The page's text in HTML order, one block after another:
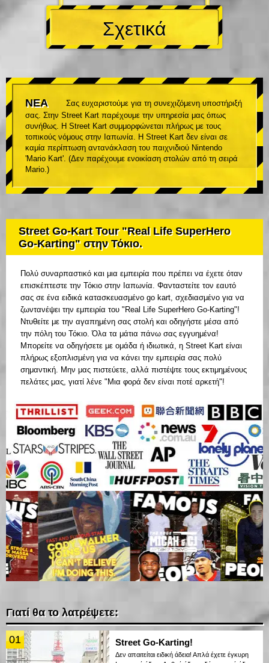
Σχετικά
ΝΕΑ
Σας ευχαριστούμε για τη συνεχιζόμενη υποστήριξή
σας. Στην Street Kart παρέχουμε την υπηρεσία μας όπως
συνήθως. Η Street Kart συμμορφώνεται πλήρως με τους
τοπικούς νόμους στην Ιαπωνία. Η Street Kart δεν είναι σε
καμία περίπτωση αντανάκλαση του παιχνιδιού Nintendo
'Mario Kart'. (Δεν παρέχουμε ενοικίαση στολών από τη σειρά
Mario.)
Street Go-Kart Tour "Real Life SuperHero
Go-Karting" στην Τόκιο.
Πολύ συναρπαστικό και μια εμπειρία που πρέπει να έχετε όταν
επισκέπτεστε την Τόκιο στην Ιαπωνία. Φανταστείτε τον εαυτό
σας σε ένα ειδικά κατασκευασμένο go kart, σχεδιασμένο για να
ζωντανέψει την εμπειρία του "Real Life SuperHero Go-Karting"!
Ντυθείτε με την αγαπημένη σας στολή και οδηγήστε μέσα από
την πόλη του Τόκιο. Όλα τα μάτια πάνω σας εγγυημένα!
Μπορείτε να οδηγήσετε με ομάδα ή ιδιωτικά, η Street Kart είναι
πλήρως εξοπλισμένη για να κάνει την εμπειρία σας πολύ
σημαντική. Μην μας πιστεύετε, αλλά πιστέψτε τους εκτιμημένους
πελάτες μας, γιατί λένε "Μια φορά δεν είναι ποτέ αρκετή"!
Γιατί θα το λατρέψετε:
01 Street Go-Karting!
Δεν απαιτείται ειδική άδεια! Απλά έχετε έγκυρη